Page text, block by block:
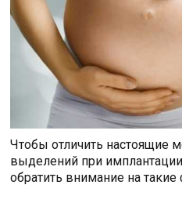
Чтобы отличить настоящие
выделений при
обратить внимание на